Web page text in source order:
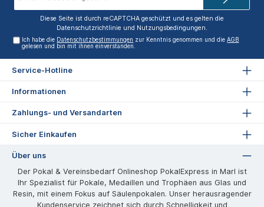
Diese Seite ist durch reCAPTCHA geschützt und es gelten die
Datenschutzrichtlinie und Nutzungsbedingungen.
Ich habe die Datenschutzbestimmungen zur Kenntnis genommen und dieAGB
gelesen und bin mit ihnen einverstanden.
Service-Hotline
Informationen
Zahlungs- und Versandarten
Sicher Einkaufen
Über uns
Der Pokal & Vereinsbedarf Onlineshop PokalExpress in Marl ist
Ihr Spezialist für Pokale, Medaillen und Trophäen aus Glas und
Resin, mit einem Fokus auf Säulenpokalen. Unser herausragender
Kundenservice zeichnet sich durch Schnelligkeit und